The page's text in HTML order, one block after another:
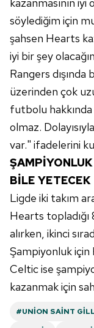
söylediğim için
şahsen Hearts
iyi bir şey
Rangers dışında
üzerinden çok
futbolu
olmaz.
var." ifadelerini
BİLE YETECEK
Ligde iki takım
Hearts
alırken, ikinci
Şampiyonluk
Celtic ise
kazanmak için
#UNION SAINT